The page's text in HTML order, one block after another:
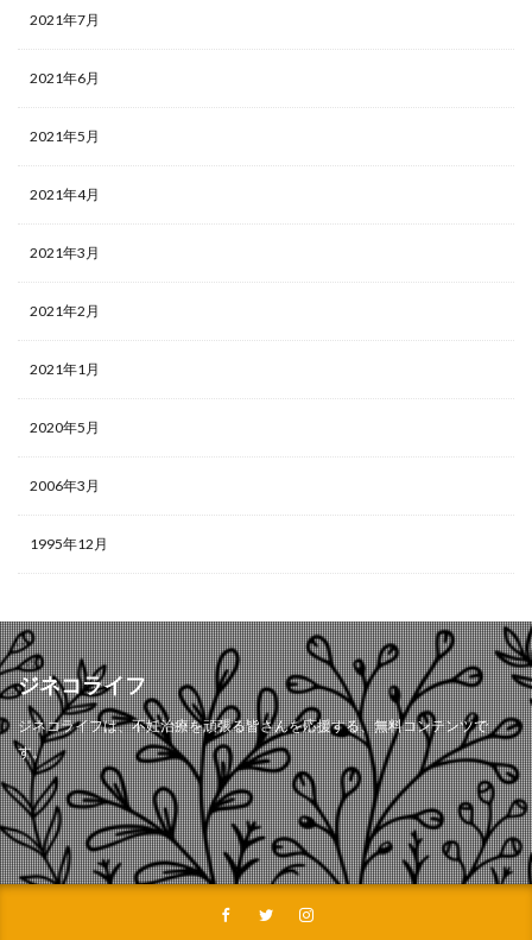
2021年7月
2021年6月
2021年5月
2021年4月
2021年3月
2021年2月
2021年1月
2020年5月
2006年3月
1995年12月
ジネコライフ
ジネコライフは、不妊治療を頑張る皆さんを応援する、無料コンテンツで
す。